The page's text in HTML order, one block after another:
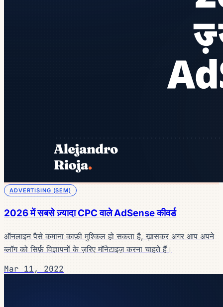
ADVERTISING (SEM)
2026 में सबसे ज़्यादा CPC वाले AdSense कीवर्ड
ऑनलाइन पैसे कमाना काफ़ी मुश्किल हो सकता है, ख़ासकर अगर आप अपने
ब्लॉग को सिर्फ़ विज्ञापनों के ज़रिए मॉनेटाइज़ करना चाहते हैं।
Mar 11, 2022